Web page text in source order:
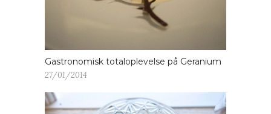
Gastronomisk totaloplevelse på Geranium
27/01/2014